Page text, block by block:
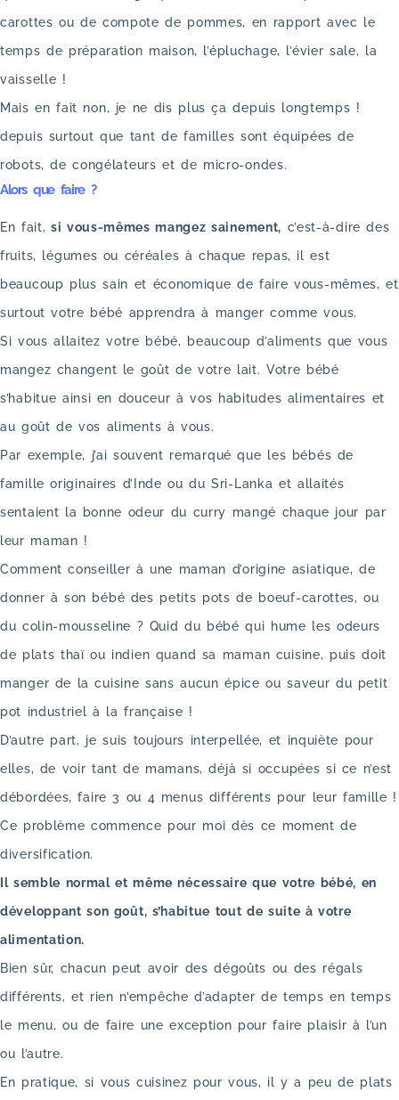
carottes ou de compote de pommes, en rapport avec le
temps de préparation maison, l’épluchage, l’évier sale, la
vaisselle !
Mais en fait non, je ne dis plus ça depuis longtemps !
depuis surtout que tant de familles sont équipées de
robots, de congélateurs et de micro-ondes.
Alors que faire ?
En fait, si vous-mêmes mangez sainement, c’est-à-dire des
fruits, légumes ou céréales à chaque repas, il est
beaucoup plus sain et économique de faire vous-mêmes, et
surtout votre bébé apprendra à manger comme vous.
Si vous allaitez votre bébé, beaucoup d’aliments que vous
mangez changent le goût de votre lait. Votre bébé
s’habitue ainsi en douceur à vos habitudes alimentaires et
au goût de vos aliments à vous.
Par exemple, j’ai souvent remarqué que les bébés de
famille originaires d’Inde ou du Sri-Lanka et allaités
sentaient la bonne odeur du curry mangé chaque jour par
leur maman !
Comment conseiller à une maman d’origine asiatique, de
donner à son bébé des petits pots de boeuf-carottes, ou
du colin-mousseline ? Quid du bébé qui hume les odeurs
de plats thaï ou indien quand sa maman cuisine, puis doit
manger de la cuisine sans aucun épice ou saveur du petit
pot industriel à la française !
D’autre part, je suis toujours interpellée, et inquiète pour
elles, de voir tant de mamans, déjà si occupées si ce n’est
débordées, faire 3 ou 4 menus différents pour leur famille !
Ce problème commence pour moi dès ce moment de
diversification.
Il semble normal et même nécessaire que votre bébé, en
développant son goût, s’habitue tout de suite à votre
alimentation.
Bien sûr, chacun peut avoir des dégoûts ou des régals
différents, et rien n’empêche d’adapter de temps en temps
le menu, ou de faire une exception pour faire plaisir à l’un
ou l’autre.
En pratique, si vous cuisinez pour vous, il y a peu de plats